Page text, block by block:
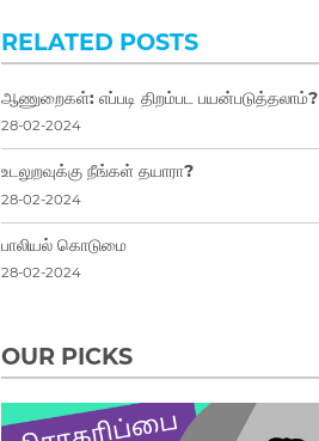
RELATED POSTS
ஆணுறைகள்: எப்படி திறம்பட பயன்படுத்தலாம்?
28-02-2024
உடலுறவுக்கு நீங்கள் தயாரா?
28-02-2024
பாலியல் கொடுமை
28-02-2024
OUR PICKS